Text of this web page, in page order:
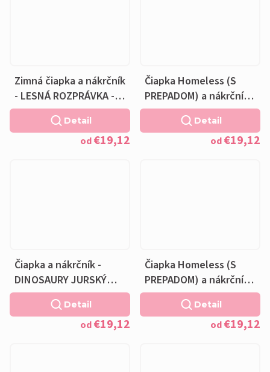
Zimná čiapka a nákrčník
- LESNÁ ROZPRÁVKA -
fleecová krémová
podšívka
od€19,12
Detail
Čiapka Homeless (S
PREPADOM) a nákrčník -
DINOSAURY JURSKÝ
PARK - bavlnená sivá
od€19,12
Detail
Čiapka a nákrčník -
DINOSAURY JURSKÝ
PARK - bavlnená sivá
podšívka
od€19,12
Detail
Čiapka Homeless (S
PREPADOM) a nákrčník -
DINOSAURY MODREJ S
NÁPISMI - bavlnená
modrá podšívka
od€19,12
Detail